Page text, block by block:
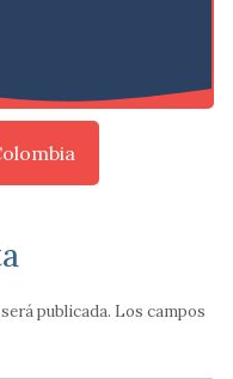
publicada. Los campos